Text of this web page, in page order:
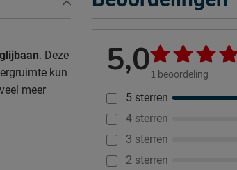
5,01 beoordeling
5 sterren
4 sterren
3 sterren
2 sterren
. Deze
kun
meer